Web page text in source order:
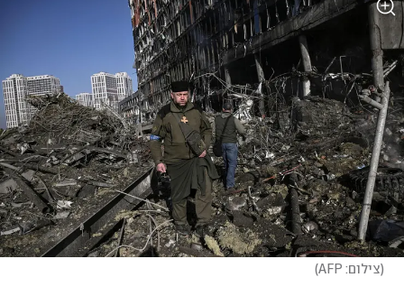
(צילום: AFP )